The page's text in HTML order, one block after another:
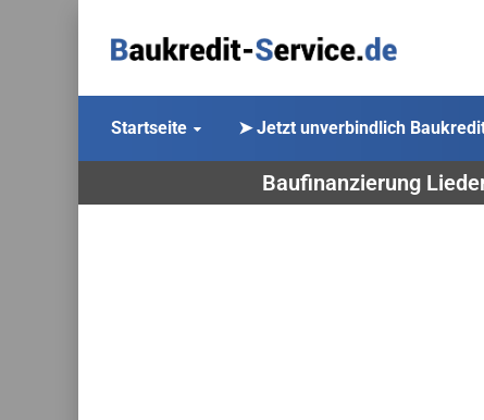
Startseite ➤ Jetzt unverbindlich
Baufinanzierung